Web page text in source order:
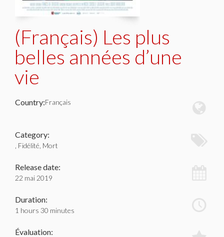
(Français) Les plus
belles années d’une
vie
Country:Français
Category:
, Fidélité, Mort
Release date:
22 mai 2019
Duration:
1 hours 30 minutes
Évaluation: